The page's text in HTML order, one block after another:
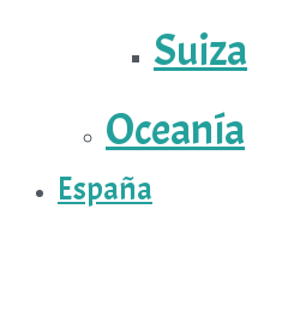
Suiza
Oceanía
España